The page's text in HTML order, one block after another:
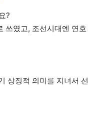
?
쓰였고, 조선시대엔 연호
상징적 의미를 지녀서 선